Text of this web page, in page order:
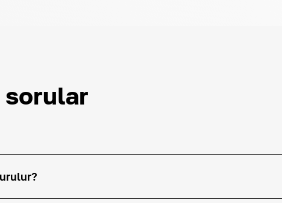
sorular